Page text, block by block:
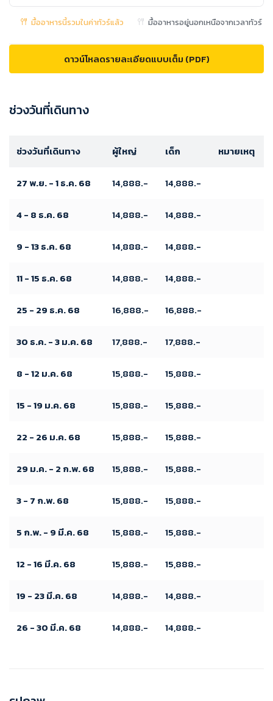
มื้ออาหารนี้รวมในค่าทัวร์แล้ว มื้ออาหารอยู่นอกเหนือจากเวลาทัวร์
ดาวน์โหลดรายละเอียดแบบเต็ม (PDF)
ช่วงวันที่เดินทาง
ช่วงวันที่เดินทาง ผู้ใหญ่ เด็ก หมายเหตุ
27 พ.ย. - 1 ธ.ค. 68 14,888.- 14,888.-
4 - 8 ธ.ค. 68 14,888.- 14,888.-
9 - 13 ธ.ค. 68 14,888.- 14,888.-
11 - 15 ธ.ค. 68 14,888.- 14,888.-
25 - 29 ธ.ค. 68 16,888.- 16,888.-
30 ธ.ค. - 3 ม.ค. 68 17,888.- 17,888.-
8 - 12 ม.ค. 68 15,888.- 15,888.-
15 - 19 ม.ค. 68 15,888.- 15,888.-
22 - 26 ม.ค. 68 15,888.- 15,888.-
29 ม.ค. - 2 ก.พ. 68 15,888.- 15,888.-
3 - 7 ก.พ. 68 15,888.- 15,888.-
5 ก.พ. - 9 มี.ค. 68 15,888.- 15,888.-
12 - 16 มี.ค. 68 15,888.- 15,888.-
19 - 23 มี.ค. 68 14,888.- 14,888.-
26 - 30 มี.ค. 68 14,888.- 14,888.-